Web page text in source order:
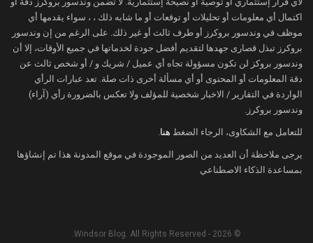
لكن بالنسبة لشهر يونيو، فتعتقد الأسواق بأن الاحتمال
يزيد عن 99% بأن يتم خفض الفائدة، أو أن تكون قد
انخفضت.
ومع هذه التوقّعات، تراجع مؤشر الدولار الأمريكي
ضمن تداوله في نطاق 102 نقاط.
محضر الفيدرالي الأمريكي
مع بدء تطبيق الرسوم الجمركية الأمريكية قد يكون
تأثير محضر اجتماع الفيدرالي الأمريكي محدوداً
وتترقّب الأسواق أي مستجدات بخصوص الرسوم
اكتمال أي معلومات أو تحليلات أو توقعات أو ما شابه ذلك ، ، سواء يقدمها أي
موظف في وندسور بروكرز أو طرف ثالث أو غير ذلك. على الرغم من إن وندسور
بروكرز تبذل قصارى جهدها لتقديم أفضل جودة لخدماتها في جميع الأوقات، إلا أن
وندسور بروكز لن تكون مسؤولة تجاه أي عميل / شريك و / أو شخص ثالث عن
دقة المعلومات أو المحتوى أو أي مسألة أخرى ذات صلة. تعد عبارات الرأي
الواردة في التقارير / الاخبار شخصية للمؤلف ولا تعكس بالضرورة رأي (آراء)
وندسور بروكرز.
للتعامل مع الشكاوى، الرجاء الضغط هنا
يرجى ملاحظة أن العديد من الصور الموجودة في موقع المدونة هذا تم إنشاؤها
بمساعدة الذكاء الاصطناعي
© 2026 - Windsor Blog. All Rights Reserved.